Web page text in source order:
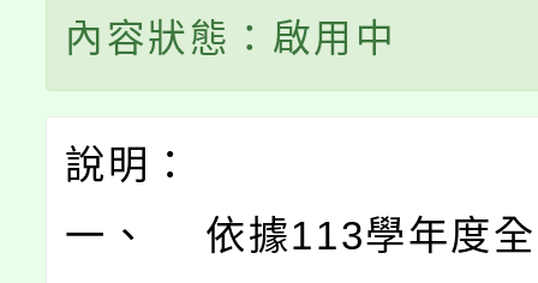
內容狀態：啟用中
說明：
一、 依據113學年度全